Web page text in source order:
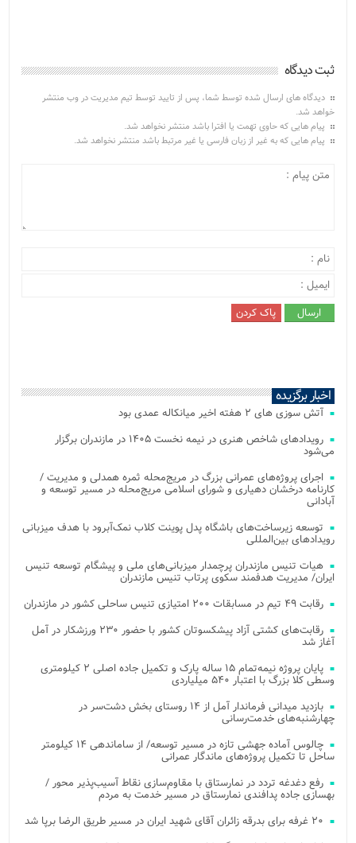
ثبت دیدگاه
دیدگاه های ارسال شده توسط شما، پس از تایید توسط تیم مدیریت در وب منتشر
خواهد شد.
پیام هایی که حاوی تهمت یا افترا باشد منتشر نخواهد شد.
پیام هایی که به غیر از زبان فارسی یا غیر مرتبط باشد منتشر نخواهد شد.
اخبار برگزیده
آتش‌ سوزی‌ های ۲ هفته اخیر میانکاله عمدی بود
رویدادهای شاخص هنری در نیمه نخست ۱۴۰۵ در مازندران برگزار
می‌شود
اجرای پروژه‌های عمرانی بزرگ در مریج‌محله ثمره همدلی و مدیریت /
کارنامه درخشان دهیاری و شورای اسلامی مریج‌محله در مسیر توسعه و
آبادانی
توسعه زیرساخت‌های باشگاه پدل پوینت کلاب نمک‌آبرود با هدف میزبانی
رویدادهای بین‌المللی
هیات تنیس مازندران پرچمدار میزبانی‌های ملی و پیشگام توسعه تنیس
ایران/ مدیریت هدفمند سکوی پرتاب تنیس مازندران
رقابت ۴۹ تیم در مسابقات ۲۰۰ امتیازی تنیس ساحلی کشور در مازندران
رقابت‌های کشتی آزاد پیشکسوتان کشور با حضور ۲۳۰ ورزشکار در آمل
آغاز شد
پایان پروژه نیمه‌تمام ۱۵ ساله پارک و تکمیل جاده اصلی ۲ کیلومتری
وسطی کلا بزرگ با اعتبار ۵۴۰ میلیاردی
بازدید میدانی فرماندار آمل از ۱۴ روستای بخش دشت‌سر در
چهارشنبه‌های خدمت‌رسانی
چالوس آماده جهشی تازه در مسیر توسعه/ از ساماندهی ۱۴ کیلومتر
ساحل تا تکمیل پروژه‌های ماندگار عمرانی
رفع دغدغه تردد در نمارستاق با مقاوم‌سازی نقاط آسیب‌پذیر محور /
بهسازی جاده پدافندی نمارستاق در مسیر خدمت به مردم
۲۰ غرفه برای بدرقه زائران آقای شهید ایران در مسیر طریق الرضا برپا شد